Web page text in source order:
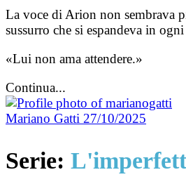
La voce di Arion non sembrava
sussurro che si espandeva in
«Lui non ama attendere.»
Continua...
Mariano Gatti 27/10/2025
Serie: